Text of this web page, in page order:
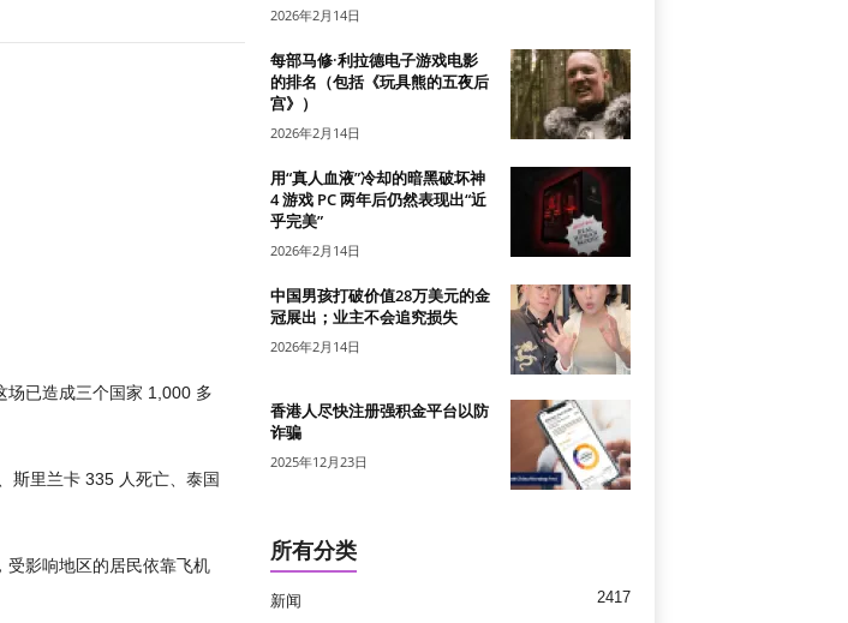
场已造成三个国家 1,000 多
斯里兰卡 335 人死亡、泰国
受影响地区的居民依靠飞机
2026年2月14日
每部马修·利拉德电子游戏电影
的排名（包括《玩具熊的五夜后
宫》）
2026年2月14日
用“真人血液”冷却的暗黑破坏神
4 游戏 PC 两年后仍然表现出“近
乎完美”
2026年2月14日
中国男孩打破价值28万美元的金
冠展出；业主不会追究损失
2026年2月14日
香港人尽快注册强积金平台以防
诈骗
2025年12月23日
所有分类
新闻 2417